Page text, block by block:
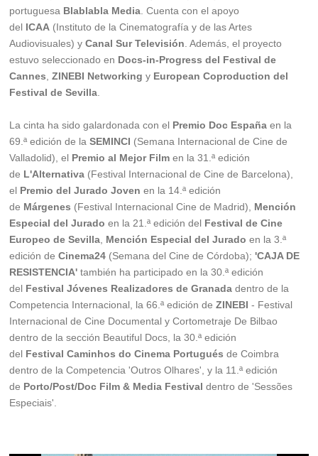
portuguesa Blablabla Media. Cuenta con el apoyo
del ICAA (Instituto de la Cinematografía y de las Artes
Audiovisuales) y Canal Sur Televisión. Además, el proyecto
estuvo seleccionado en Docs-in-Progress del Festival de
Cannes,ZINEBI Networkingy European Coproduction del
Festival de Sevilla.
La cinta ha sido galardonada con el Premio Doc España en la
69.ª edición de laSEMINCI (Semana Internacional de Cine de
Valladolid), el Premio al Mejor Film en la 31.ª edición
de L'Alternativa (Festival Internacional de Cine de Barcelona),
el Premio del Jurado Joven en la 14.ª edición
de Márgenes (Festival Internacional Cine de Madrid), Mención
Especial del Jurado en la 21.ª edición del Festival de Cine
Europeo de Sevilla, Mención Especial del Jurado en la 3.ª
edición de Cinema24 (Semana del Cine de Córdoba); 'CAJA DE
RESISTENCIA' también ha participado en la 30.ª edición
del Festival Jóvenes Realizadores de Granadadentro de la
Competencia Internacional, la 66.ª edición deZINEBI- Festival
Internacional de Cine Documental y Cortometraje De Bilbao
dentro de la sección Beautiful Docs, la 30.ª edición
del Festival Caminhos do Cinema Portugués de Coimbra
dentro de la Competencia 'Outros Olhares', y la 11.ª edición
de Porto/Post/Doc Film & Media Festival dentro de 'Sessões
Especiais'.